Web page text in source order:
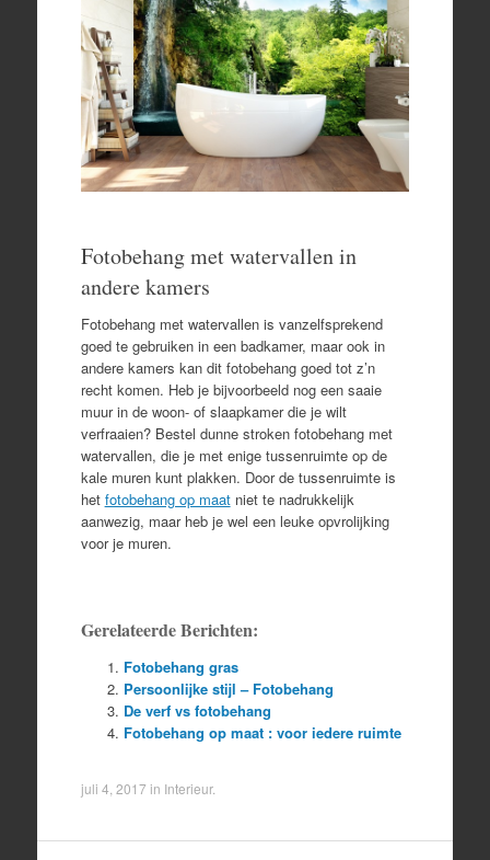
Fotobehang met watervallen in
andere kamers
Fotobehang met watervallen is vanzelfsprekend
goed te gebruiken in een badkamer, maar ook in
andere kamers kan dit fotobehang goed tot z’n
recht komen. Heb je bijvoorbeeld nog een saaie
muur in de woon- of slaapkamer die je wilt
verfraaien? Bestel dunne stroken fotobehang met
watervallen, die je met enige tussenruimte op de
kale muren kunt plakken. Door de tussenruimte is
het fotobehang op maatniet te nadrukkelijk
aanwezig, maar heb je wel een leuke opvrolijking
voor je muren.
Gerelateerde Berichten:
Fotobehang gras
Persoonlijke stijl – Fotobehang
De verf vs fotobehang
Fotobehang op maat : voor iedere ruimte
juli 4, 2017 in Interieur.